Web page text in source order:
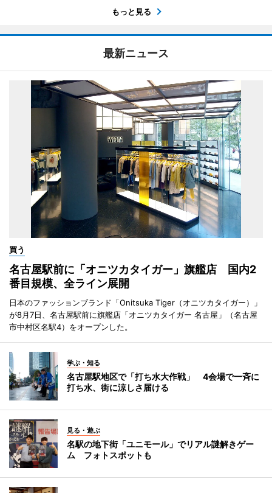
もっと見る
最新ニュース
買う
名古屋駅前に「オニツカタイガー」旗艦店 国内2
番目規模、全ライン展開
日本のファッションブランド「Onitsuka Tiger（オニツカタイガー）」
が8月7日、名古屋駅前に旗艦店「オニツカタイガー 名古屋」（名古屋
市中村区名駅4）をオープンした。
学ぶ・知る
名古屋駅地区で「打ち水大作戦」 4会場で一斉に
打ち水、街に涼しさ届ける
見る・遊ぶ
名駅の地下街「ユニモール」でリアル謎解きゲー
ム フォトスポットも